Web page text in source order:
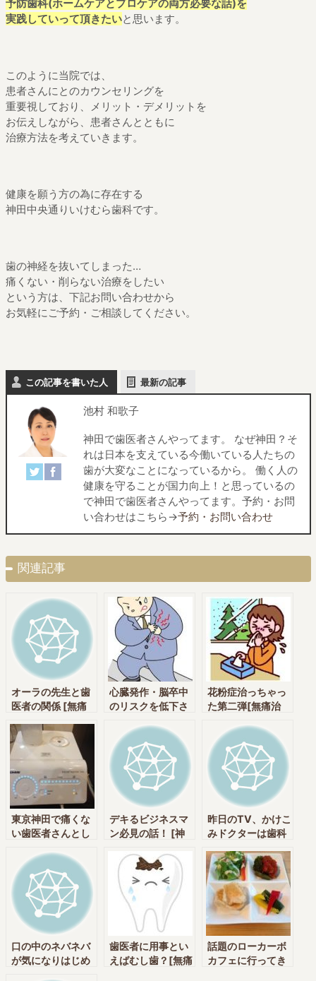
予防歯科(ホームケアとプロケアの両方必要な話)を
実践していって頂きたいと思います。
このように当院では、
患者さんにとのカウンセリングを
重要視しており、メリット・デメリットを
お伝えしながら、患者さんとともに
治療方法を考えていきます。
健康を願う方の為に存在する
神田中央通りいけむら歯科です。
歯の神経を抜いてしまった…
痛くない・削らない治療をしたい
という方は、下記お問い合わせから
お気軽にご予約・ご相談してください。
この記事を書いた人 最新の記事
池村 和歌子
神田で歯医者さんやってます。 なぜ神田？そ
れは日本を支えている今働いている人たちの
歯が大変なことになっているから。 働く人の
健康を守ることが国力向上！と思っているの
で神田で歯医者さんやってます。予約・お問
い合わせはこちら→予約・お問い合わせ
関連記事
オーラの先生と歯
医者の関係 [無痛
予防歯科・栄養療
法実践クリニック
の神田中央通りい
けむら歯科 神田
駅・新日本橋駅]
心臓発作・脳卒中
のリスクを低下さ
療・削らない・予
防歯科・栄養療法
実践クリニックの
神田中央通りいけ
むら歯科 神田
駅・新日本橋駅]
花粉症治っちゃっ
た第二弾[無痛治
防歯科・栄養療法
実践クリニックの
神田中央通りいけ
むら歯科 神田
駅・新日本橋駅]
東京神田で痛くな
い歯医者さんとし
デキるビジネスマ
ン必見の話！ [神
ら歯科 神田駅・
新日本橋駅]
昨日のTV、かけこ
みドクターは歯科
痛治療・削らな
い・予防歯科・栄
養療法実践クリニ
ックの神田中央通
りいけむら歯科
神田駅・新日本橋
駅]
口の中のネバネバ
が気になりはじめ
歯医者に用事とい
えばむし歯？[無痛
話題のローカーボ
カフェに行ってき